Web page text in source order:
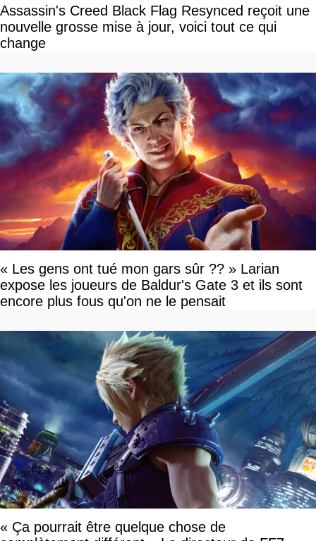
Assassin's Creed Black Flag Resynced reçoit une
nouvelle grosse mise à jour, voici tout ce qui
change
« Les gens ont tué mon gars sûr ?? » Larian
expose les joueurs de Baldur's Gate 3 et ils sont
encore plus fous qu'on ne le pensait
« Ça pourrait être quelque chose de